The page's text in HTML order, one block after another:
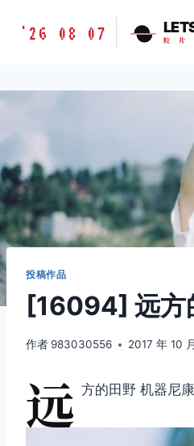
胶
味
LETSFILM
'26 08 07 胶 片
投稿作品
[16094] 远方
作者 983030556 2017 年 10
远 方的田野 机器尼